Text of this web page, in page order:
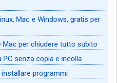
Mac e Windows, gratis per
Mac per chiudere tutto subito
senza copia e incolla
programmi